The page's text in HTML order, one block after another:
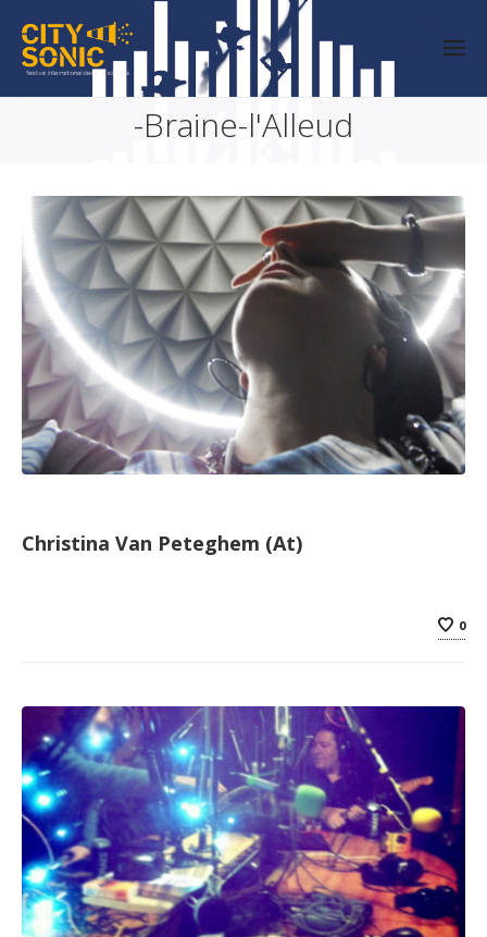
-Braine-l'Alleud
Christina Van Peteghem (At)
0